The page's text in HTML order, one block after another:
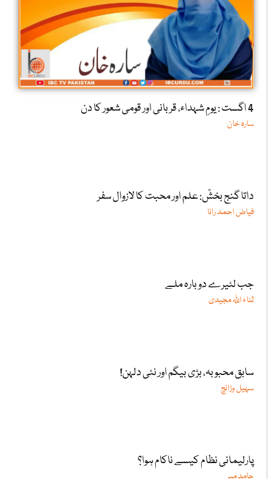
4 اگست : یومِ شہداء، قربانی اور قومی شعور کا دن
سارہ خان
داتا گنج بخشؒ: علم اور محبت کا لازوال سفر
فیاض احمد رانا
جب لٹیرے دوبارہ ملے
ثناء اللّٰہ مجیدی
سابق محبوبہ، بڑی بیگم اور نئی دلہن!
سہیل وڑائچ
پارلیمانی نظام کیسے ناکام ہوا؟